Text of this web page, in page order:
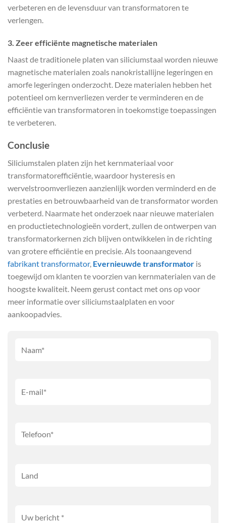
verbeteren en de levensduur van transformatoren te
verlengen.
3. Zeer efficiënte magnetische materialen
Naast de traditionele platen van siliciumstaal worden nieuwe
magnetische materialen zoals nanokristallijne legeringen en
amorfe legeringen onderzocht. Deze materialen hebben het
potentieel om kernverliezen verder te verminderen en de
efficiëntie van transformatoren in toekomstige toepassingen
te verbeteren.
Conclusie
Siliciumstalen platen zijn het kernmateriaal voor
transformatorefficiëntie, waardoor hysteresis en
wervelstroomverliezen aanzienlijk worden verminderd en de
prestaties en betrouwbaarheid van de transformator worden
verbeterd. Naarmate het onderzoek naar nieuwe materialen
en productietechnologieën vordert, zullen de ontwerpen van
transformatorkernen zich blijven ontwikkelen in de richting
van grotere efficiëntie en precisie. Als toonaangevend
fabrikant transformator, Evernieuwde transformator is
toegewijd om klanten te voorzien van kernmaterialen van de
hoogste kwaliteit. Neem gerust contact met ons op voor
meer informatie over siliciumstaalplaten en voor
aankoopadvies.